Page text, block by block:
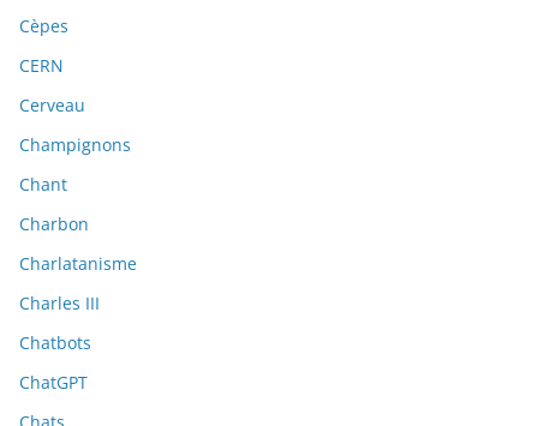
Cèpes
CERN
Cerveau
Champignons
Chant
Charbon
Charlatanisme
Charles III
Chatbots
ChatGPT